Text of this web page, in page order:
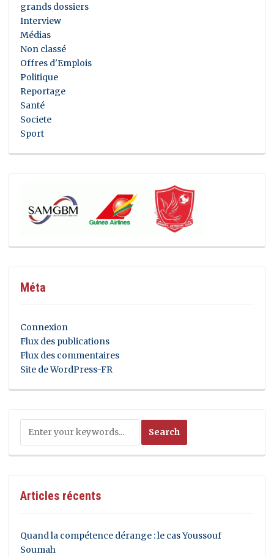
grands dossiers
Interview
Médias
Non classé
Offres d'Emplois
Politique
Reportage
Santé
Societe
Sport
Méta
Connexion
Flux des publications
Flux des commentaires
Site de WordPress-FR
Articles récents
Quand la compétence dérange : le cas Youssouf
Soumah